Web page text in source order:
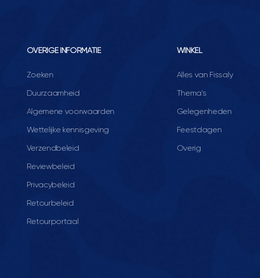
OVERIGE INFORMATIE
Zoeken
Duurzaamheid
Algemene voorwaarden
Wettelijke kennisgeving
Verzendbeleid
Reviewbeleid
Privacybeleid
Retourbeleid
Retourportaal
WINKEL
Alles van Fissaly
Thema's
Gelegenheden
Feestdagen
Overig